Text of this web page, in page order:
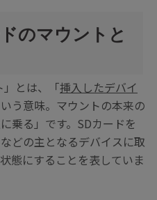
のマウントと
」とは、「挿入したデバイ
う意味。マウントの本来の
乗る」です。SDカードを
どの主となるデバイスに取
態にすることを表していま